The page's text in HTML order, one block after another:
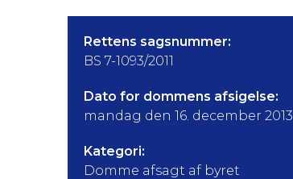
Rettens sagsnummer:
BS 7-1093/2011
Dato for dommens afsigelse:
mandag den 16. december 2013
Kategori:
Domme afsagt af byret